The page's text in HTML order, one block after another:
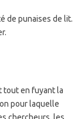
de punaises de lit.
tout en fuyant la
pour laquelle
chercheurs, les